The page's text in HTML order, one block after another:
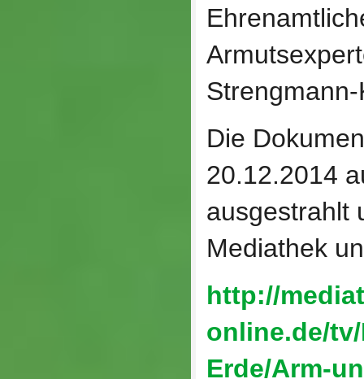
Die
20.12.2014
ausgestrahlt
Mediathek
http://
online.de/
Erde/Arm-